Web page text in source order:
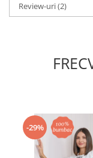
Review-uri(2)
-29%